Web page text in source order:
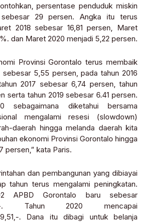
persentase penduduk miskin
29 persen. Angka itu terus
2018 sebesar 16,81 persen, Maret
dan Maret 2020 menjadi 5,22 persen.
Provinsi Gorontalo terus membaik
sebesar 5,55 persen, pada tahun 2016
2017 sebesar 6,74 persen, tahun
serta tahun 2019 sebesar 6.41 persen.
sebagaimana diketahui bersama
mengalami resesi (slowdown)
daerah hingga melanda daerah kita
ekonomi Provinsi Gorontalo hingga
persen,” kata Paris.
dan pembangunan yang dibiayai
tahun terus mengalami peningkatan.
APBD Gorontalo baru sebesar
. Tahun 2020 mencapai
. Dana itu dibagi untuk belanja